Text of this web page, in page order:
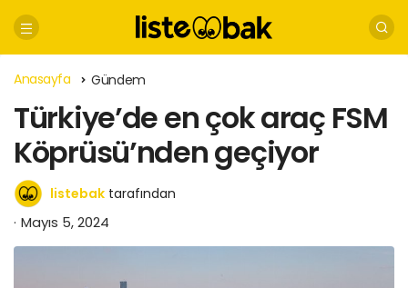
Anasayfa Gündem
Türkiye’de en çok araç FSM
Köprüsü’nden geçiyor
listebak tarafından
Mayıs 5, 2024